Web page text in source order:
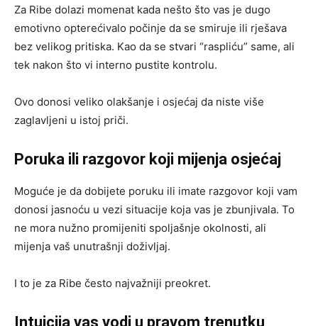
Za Ribe dolazi momenat kada nešto što vas je dugo
emotivno opterećivalo počinje da se smiruje ili rješava
bez velikog pritiska. Kao da se stvari “raspliću” same, ali
tek nakon što vi interno pustite kontrolu.
Ovo donosi veliko olakšanje i osjećaj da niste više
zaglavljeni u istoj priči.
Poruka ili razgovor koji mijenja osjećaj
Moguće je da dobijete poruku ili imate razgovor koji vam
donosi jasnoću u vezi situacije koja vas je zbunjivala. To
ne mora nužno promijeniti spoljašnje okolnosti, ali
mijenja vaš unutrašnji doživljaj.
I to je za Ribe često najvažniji preokret.
Intuicija vas vodi u pravom trenutku